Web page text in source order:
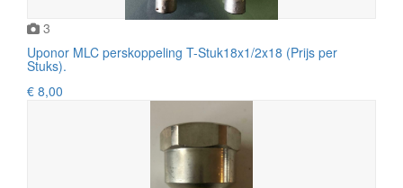
3
Uponor MLC perskoppeling T-Stuk18x1/2x18 (Prijs per
Stuks).
€ 8,00